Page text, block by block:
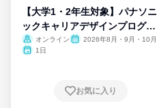
【大学1・2年生対象】パナソニ
ックキャリアデザインプログラ
ム
オンライン
2026年8月・9月・10月
1日
お気に入り